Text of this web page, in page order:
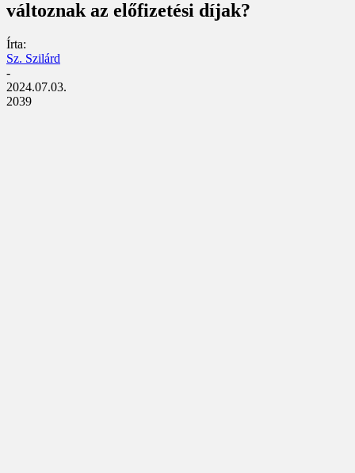
változnak az előfizetési díjak?
Írta:
Sz. Szilárd
-
2024.07.03.
2039